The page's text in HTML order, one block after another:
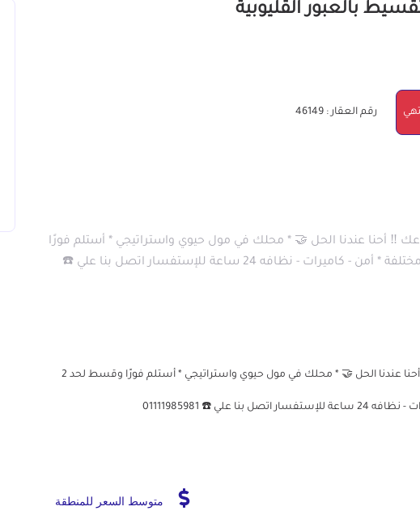
رقم العقار : 46149
‼️ أحنا عندنا الحل 🤝 * محلك في مول حيوي واستراتيجي * أستلم فورًا
وقسط لحد 2 سنوات * مساحات كبيرة ومختلفة * أمن - كاميرات - نظافه 24 ساعة للإستفسار اتصل بنا علي ☎️
مستني رأس مال كبير علشان تبدأ مشروعك ‼️ أحنا عندنا الحل 🤝 * محلك في مول حيوي واستراتيجي * أستلم فورًا وقسط لحد 2
☎️ 01111985981
متوسط السعر للمنطقة